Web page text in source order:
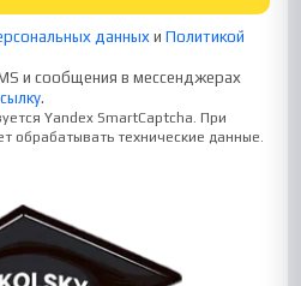
данных и Политикой
и сообщения в мессенджерах
.
Yandex SmartCaptcha. При
обрабатывать технические данные.